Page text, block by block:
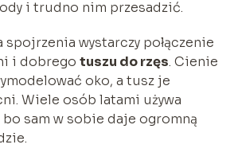
i trudno nim przesadzić.
wystarczy połączenie
i dobrego tuszu do rzęs. Cienie
oko, a tusz je
Wiele osób latami używa
bo sam w sobie daje ogromną